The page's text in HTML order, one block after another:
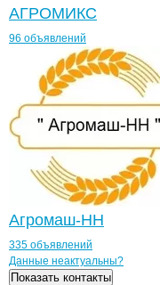
АГРОМИКС
96 объявлений
Агромаш-НН
335 объявлений
Контакты
+7(800)000-00-..
Данные неактуальны?
Показать контакты